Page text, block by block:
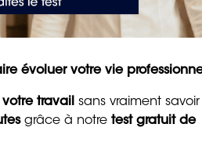
années possèdent
de votre projet
locaux, vous êtes
des stocks, des rendez-
pour raviver la
et la confiance
évoluer votre vie
travail sans vraiment
grâce à notre test gratuit de